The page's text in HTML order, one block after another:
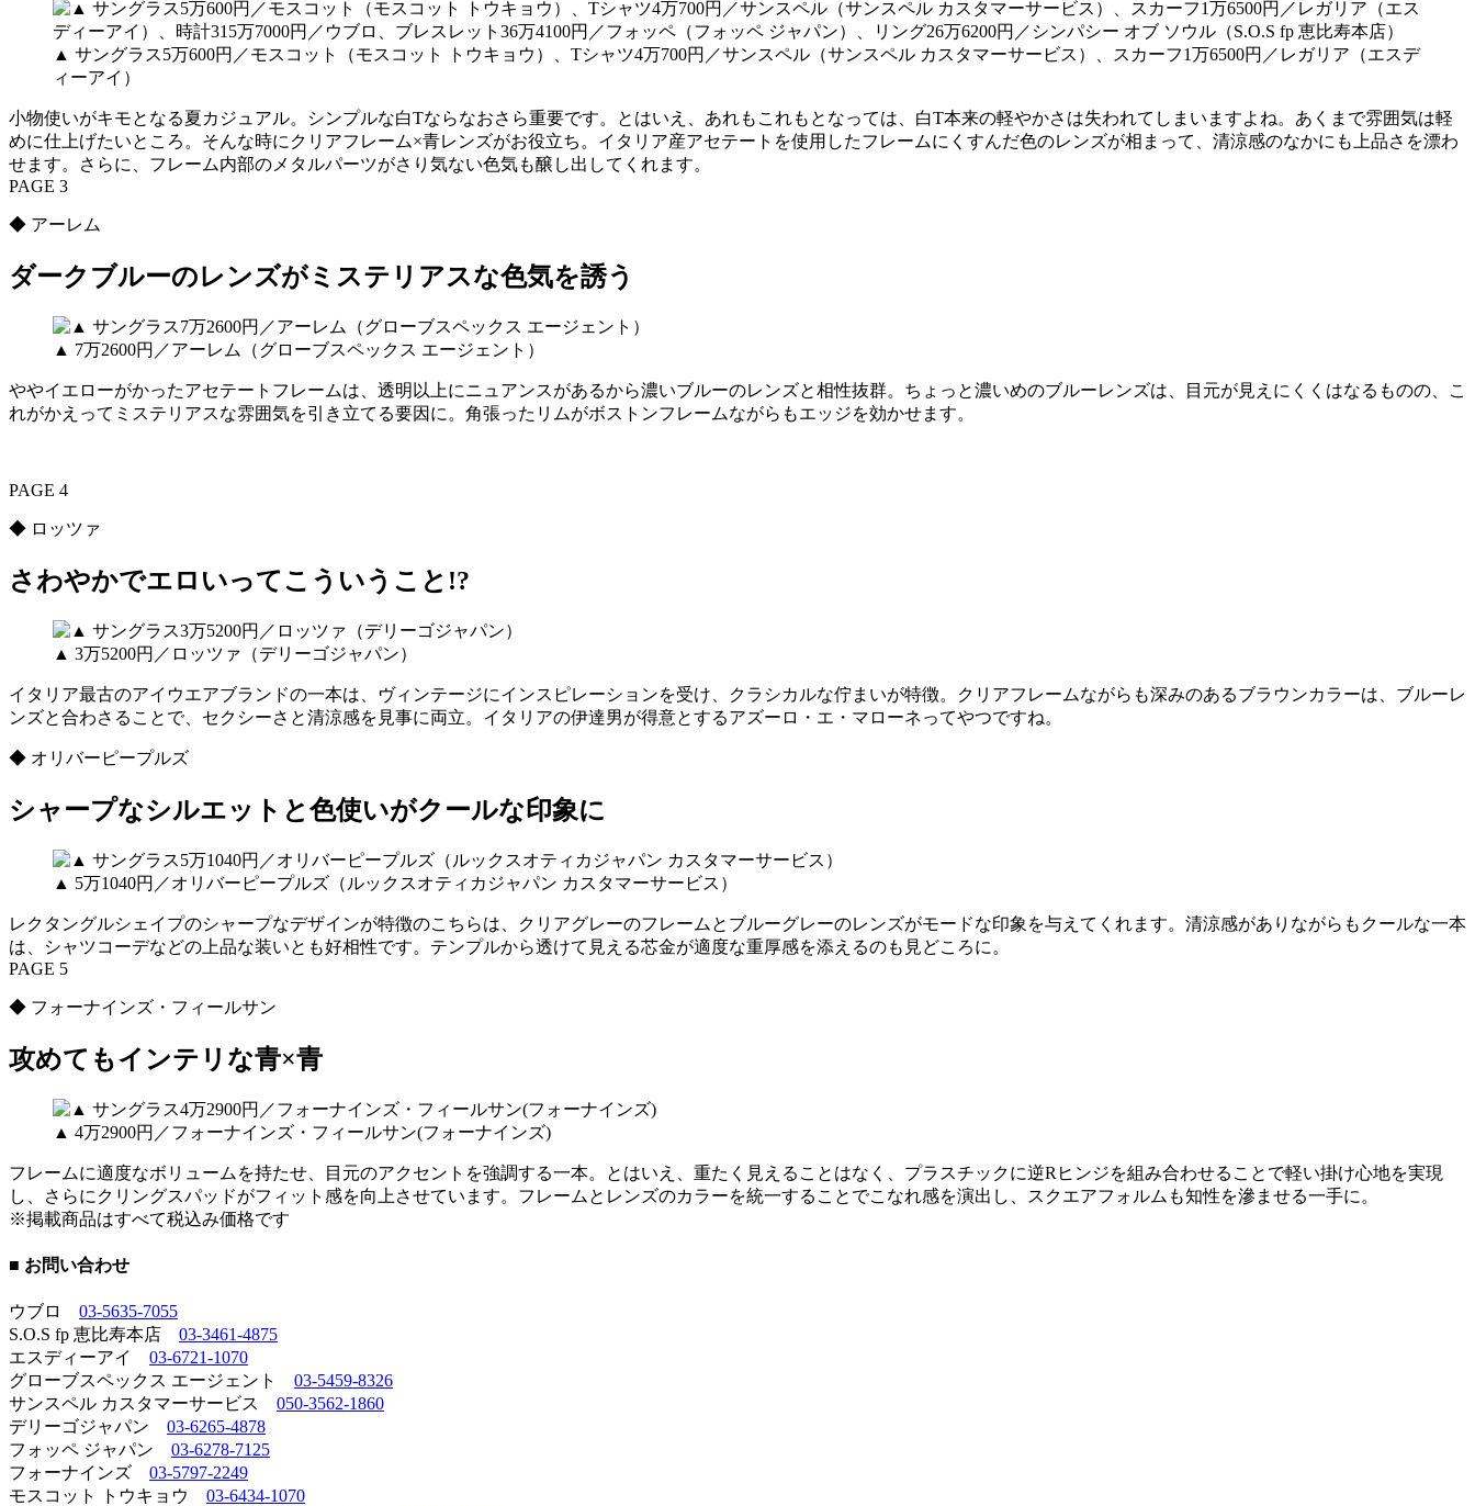
▲ サングラス5万600円／モスコット（モスコット トウキョウ）、Tシャツ4万700円／サンスペル（サンスペル カスタマーサービス）、スカーフ1万6500円／レガリア（エスデ
ィーアイ）
小物使いがキモとなる夏カジュアル。シンプルな白Tならなおさら重要です。とはいえ、あれもこれもとなっては、白T本来の軽やかさは失われてしまいますよね。あくまで雰囲気は軽
めに仕上げたいところ。そんな時にクリアフレーム×青レンズがお役立ち。イタリア産アセテートを使用したフレームにくすんだ色のレンズが相まって、清涼感のなかにも上品さを漂わ
せます。さらに、フレーム内部のメタルパーツがさり気ない色気も醸し出してくれます。
PAGE 3
◆ アーレム
ダークブルーのレンズがミステリアスな色気を誘う
▲ 7万2600円／アーレム（グローブスペックス エージェント）
ややイエローがかったアセテートフレームは、透明以上にニュアンスがあるから濃いブルーのレンズと相性抜群。ちょっと濃いめのブルーレンズは、目元が見えにくくはなるものの、こ
れがかえってミステリアスな雰囲気を引き立てる要因に。角張ったリムがボストンフレームながらもエッジを効かせます。
PAGE 4
◆ ロッツァ
さわやかでエロいってこういうこと!?
▲ 3万5200円／ロッツァ（デリーゴジャパン）
イタリア最古のアイウエアブランドの一本は、ヴィンテージにインスピレーションを受け、クラシカルな佇まいが特徴。クリアフレームながらも深みのあるブラウンカラーは、ブルーレ
ンズと合わさることで、セクシーさと清涼感を見事に両立。イタリアの伊達男が得意とするアズーロ・エ・マローネってやつですね。
◆ オリバーピープルズ
シャープなシルエットと色使いがクールな印象に
▲ 5万1040円／オリバーピープルズ（ルックスオティカジャパン カスタマーサービス）
レクタングルシェイプのシャープなデザインが特徴のこちらは、クリアグレーのフレームとブルーグレーのレンズがモードな印象を与えてくれます。清涼感がありながらもクールな一本
は、シャツコーデなどの上品な装いとも好相性です。テンプルから透けて見える芯金が適度な重厚感を添えるのも見どころに。
PAGE 5
◆ フォーナインズ・フィールサン
攻めてもインテリな青×青
▲ 4万2900円／フォーナインズ・フィールサン(フォーナインズ)
フレームに適度なボリュームを持たせ、目元のアクセントを強調する一本。とはいえ、重たく見えることはなく、プラスチックに逆Rヒンジを組み合わせることで軽い掛け心地を実現
し、さらにクリングスパッドがフィット感を向上させています。フレームとレンズのカラーを統一することでこなれ感を演出し、スクエアフォルムも知性を滲ませる一手に。
※掲載商品はすべて税込み価格です
■ お問い合わせ
ウブロ 03-5635-7055
S.O.S fp 恵比寿本店 03-3461-4875
エスディーアイ 03-6721-1070
グローブスペックス エージェント 03-5459-8326
サンスペル カスタマーサービス 050-3562-1860
デリーゴジャパン 03-6265-4878
フォッペ ジャパン 03-6278-7125
フォーナインズ 03-5797-2249
モスコット トウキョウ 03-6434-1070